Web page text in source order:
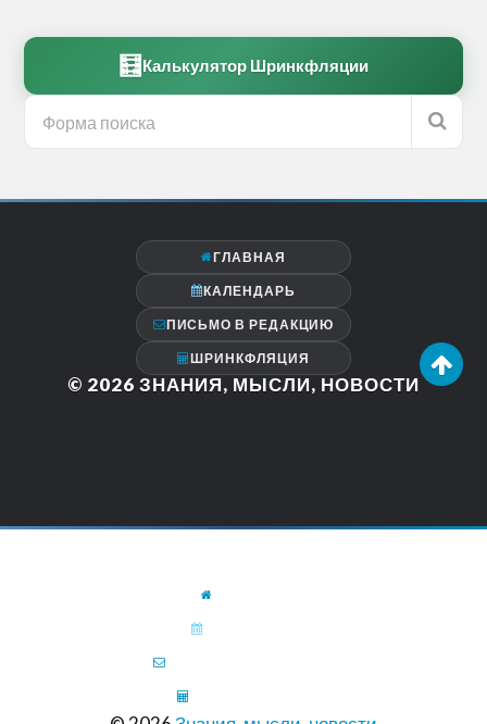
🧮 Калькулятор Шринкфляции
ГЛАВНАЯ
КАЛЕНДАРЬ
ПИСЬМО В РЕДАКЦИЮ
ШРИНКФЛЯЦИЯ
© 2026 ЗНАНИЯ, МЫСЛИ, НОВОСТИ